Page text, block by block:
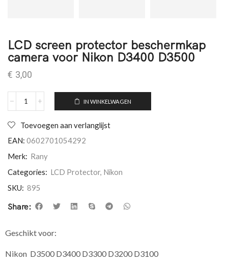
LCD screen protector beschermkap
camera voor Nikon D3400 D3500
€ 3,00
IN WINKELWAGEN
Toevoegen aan verlanglijst
EAN: 0602701054292
Merk: Rany
Categories: LCD Protector, Nikon
SKU: 895
Share:
Geschikt voor:
Nikon D3500 D3400 D3300 D3200 D3100